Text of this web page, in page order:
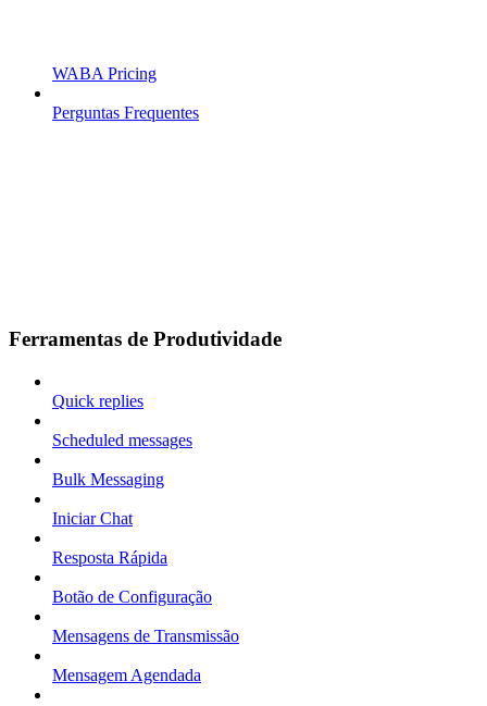
WABA Pricing
Perguntas Frequentes
Ferramentas de Produtividade
Quick replies
Scheduled messages
Bulk Messaging
Iniciar Chat
Resposta Rápida
Botão de Configuração
Mensagens de Transmissão
Mensagem Agendada